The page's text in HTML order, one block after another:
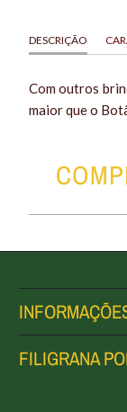
DESCRIÇÃO
Com outros
maior que o
FILIGRANA